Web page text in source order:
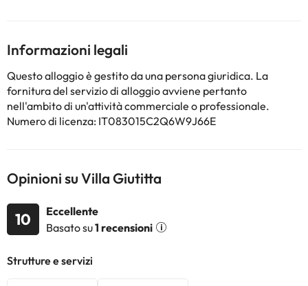
Informazioni legali
Questo alloggio è gestito da una persona giuridica. La
fornitura del servizio di alloggio avviene pertanto
nell'ambito di un'attività commerciale o professionale.
Numero di licenza: IT083015C2Q6W9J66E
Opinioni su Villa Giutitta
10
Eccellente
Basato su1 recensioni